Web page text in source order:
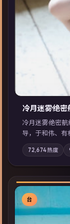
冷月迷雾·绝密
冷月迷雾·绝密
导，于和伟、有
轴，记忆碎片
影与配乐强化地
剧在线看」延展
72,674热度
台